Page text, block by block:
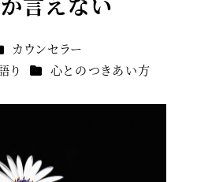
テゴリー
カウンセラー
り カテゴリー
心とのつきあい方